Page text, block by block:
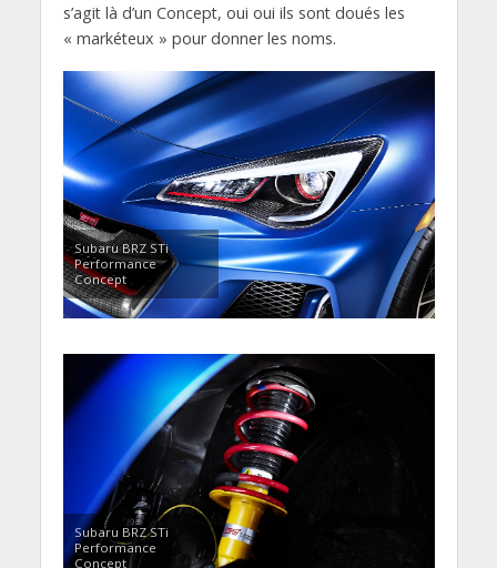
s’agit là d’un Concept, oui oui ils sont doués les
« markéteux » pour donner les noms.
Subaru BRZ STi
Performance
Concept
Subaru BRZ STi
Performance
Concept